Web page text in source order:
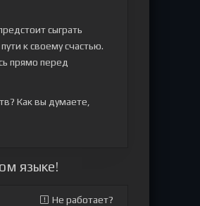
сыграть
к своему счастью.
прямо перед
Как вы думаете,
языке!
Не работает?